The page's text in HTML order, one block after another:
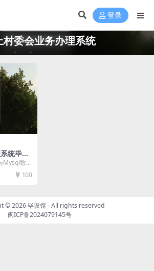
登录
村委会业务办理系统
统毕设
业论文
Mysql数据
实现部分
100
© 2026毕设馆- All rights reserved
闽ICP备2024079145号